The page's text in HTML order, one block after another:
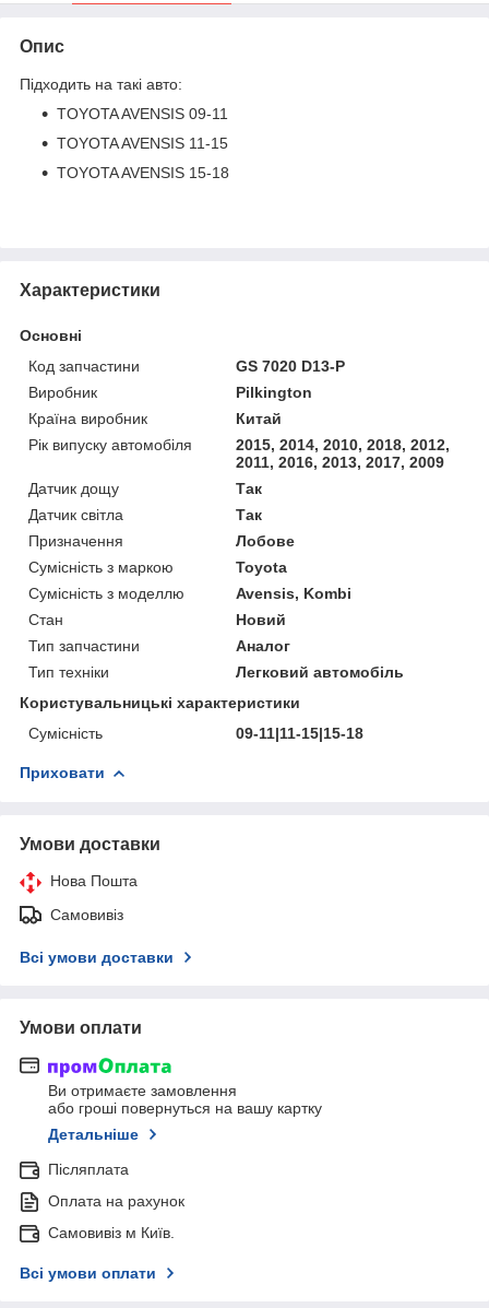
Опис
Підходить на такі авто:
TOYOTA AVENSIS 09-11
TOYOTA AVENSIS 11-15
TOYOTA AVENSIS 15-18
Характеристики
Основні
Код запчастини
GS 7020 D13-P
Виробник
Pilkington
Країна виробник
Китай
Рік випуску автомобіля
2015, 2014, 2010, 2018, 2012,
2011, 2016, 2013, 2017, 2009
Датчик дощу
Так
Датчик світла
Так
Призначення
Лобове
Сумісність з маркою
Toyota
Сумісність з моделлю
Avensis, Kombi
Стан
Новий
Тип запчастини
Аналог
Тип техніки
Легковий автомобіль
Користувальницькі характеристики
Сумісність
09-11|11-15|15-18
Приховати
Умови доставки
Нова Пошта
Самовивіз
Всі умови доставки
Умови оплати
Ви отримаєте замовлення
або гроші повернуться на вашу картку
Детальніше
Післяплата
Оплата на рахунок
Самовивіз м Київ.
Всі умови оплати